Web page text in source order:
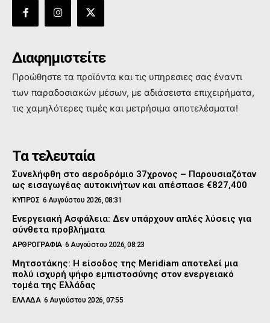
Διαφημιστείτε
Προώθηστε τα προϊόντα και τις υπηρεσιες σας έναντι
των παραδοσιακών μέσων, με αδιάσειστα επιχειρήματα,
τις χαμηλότερες τιμές και μετρήσιμα αποτελέσματα!
Τα τελευταία
Συνελήφθη στο αεροδρόμιο 37χρονος – Παρουσιαζόταν
ως εισαγωγέας αυτοκινήτων και απέσπασε €827,400
ΚΥΠΡΟΣ 6 Αυγούστου 2026, 08:31
Ενεργειακή Ασφάλεια: Δεν υπάρχουν απλές λύσεις για
σύνθετα προβλήματα
ΑΡΘΡΟΓΡΑΦΙΑ 6 Αυγούστου 2026, 08:23
Μητσοτάκης: Η είσοδος της Meridiam αποτελεί μια
πολύ ισχυρή ψήφο εμπιστοσύνης στον ενεργειακό
τομέα της Ελλάδας
ΕΛΛΑΔΑ 6 Αυγούστου 2026, 07:55